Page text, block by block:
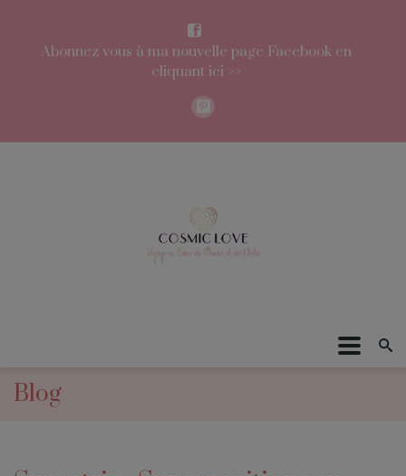
Abonnez vous à ma nouvelle page Facebook en
cliquant ici >>
Blog